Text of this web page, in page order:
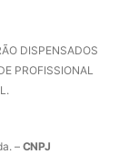
DISPENSADOS
PROFISSIONAL
– CNPJ